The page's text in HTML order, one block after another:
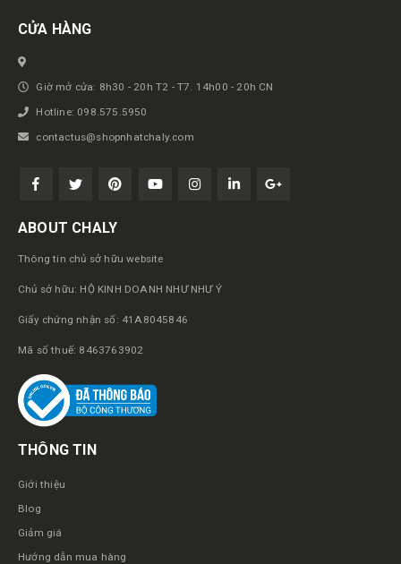
CỬA HÀNG
Giờ mở cửa: 8h30 - 20h T2 - T7. 14h00 - 20h CN
Hotline: 098.575.5950
contactus@shopnhatchaly.com
ABOUT CHALY
Thông tin chủ sở hữu website
Chủ sở hữu: HỘ KINH DOANH NHƯ NHƯ Ý
Giấy chứng nhận số: 41A8045846
Mã số thuế: 8463763902
THÔNG TIN
Giới thiệu
Blog
Giảm giá
Hướng dẫn mua hàng